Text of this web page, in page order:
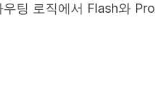
팅 로직에서 Flash와 Pro